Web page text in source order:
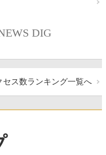
DIG
セス数ランキング一覧へ